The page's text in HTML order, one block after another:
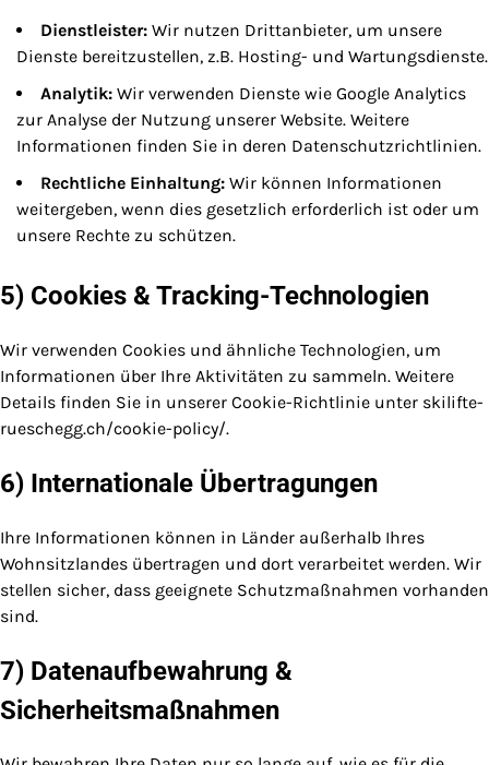
Dienstleister: Wir nutzen Drittanbieter, um unsere
Dienste bereitzustellen, z.B. Hosting- und Wartungsdienste.
Analytik: Wir verwenden Dienste wie Google Analytics
zur Analyse der Nutzung unserer Website. Weitere
Informationen finden Sie in deren Datenschutzrichtlinien.
Rechtliche Einhaltung: Wir können Informationen
weitergeben, wenn dies gesetzlich erforderlich ist oder um
unsere Rechte zu schützen.
5) Cookies & Tracking-Technologien
Wir verwenden Cookies und ähnliche Technologien, um
Informationen über Ihre Aktivitäten zu sammeln. Weitere
Details finden Sie in unserer Cookie-Richtlinie unter skilifte-
rueschegg.ch/cookie-policy/.
6) Internationale Übertragungen
Ihre Informationen können in Länder außerhalb Ihres
Wohnsitzlandes übertragen und dort verarbeitet werden. Wir
stellen sicher, dass geeignete Schutzmaßnahmen vorhanden
sind.
7) Datenaufbewahrung &
Sicherheitsmaßnahmen